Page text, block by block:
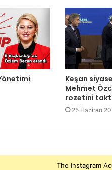
Keşan
Mehmet
rozetini taktı
25 Haziran
The Instagram